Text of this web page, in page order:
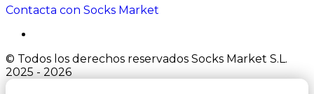
Contacta con Socks Market
© Todos los derechos reservados Socks Market S.L.
2025 - 2026